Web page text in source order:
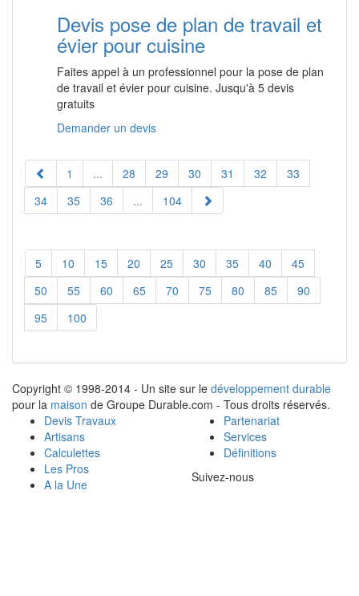
Devis pose de plan de travail et
évier pour cuisine
Faites appel à un professionnel pour la pose de plan
de travail et évier pour cuisine. Jusqu'à 5 devis
gratuits
Demander un devis
1 ... 28 29 30 31 32
33
34
35 36 ... 104
5 10 15 20 25 30 35 40
45
50
55 60 65 70 75 80 85
90
95
100
Copyright © 1998-2014 - Un site sur le développement durable
pour la maison de Groupe Durable.com - Tous droits réservés.
Devis Travaux
Artisans
Calculettes
Les Pros
A la Une
Partenariat
Services
Définitions
Suivez-nous